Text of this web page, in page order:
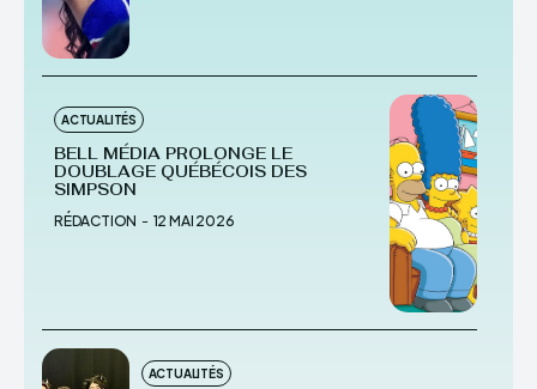
ACTUALITÉS
BELL MÉDIA PROLONGE LE
DOUBLAGE QUÉBÉCOIS DES
SIMPSON
RÉDACTION - 12 MAI 2026
ACTUALITÉS